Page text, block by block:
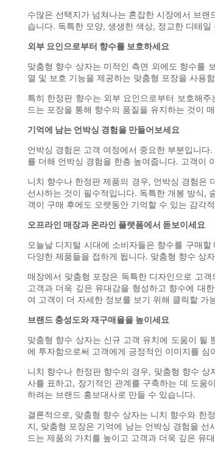
수많은 선택지가 넘쳐나는 혼잡한 시장에서 브
습니다. 독특한 모양, 생생한 색상, 정교한 디테
외부 요인으로부터 향수를 보호하세요
맞춤형 향수 상자는 미적인 측면 외에도 향수를
열 및 보호 기능을 제공하는 맞춤형 포장을 사용
특히 한정판 향수는 외부 요인으로부터 보호해
드는 포장을 통해 향수의 품질을 유지하는 것이
기억에 남는 언박싱 경험을 만들어보세요
언박싱 경험은 고객 여정에서 중요한 부분입니
를 더해 언박싱 경험을 한층 높여줍니다. 고객이
니치 향수나 한정판 제품의 경우, 언박싱 경험은
선사하는 것이 필수적입니다. 독특한 개봉 방식,
객이 구매 후에도 오랫동안 기억할 수 있는 감각
오프라인 매장과 온라인 플랫폼에서 돋보이세요
오늘날 디지털 시대에 소비자들은 향수를 구매
다양한 제품들을 접하게 됩니다. 맞춤형 향수 상
매장에서 맞춤형 포장은 독특한 디자인으로 고
고객과 더욱 깊은 유대감을 형성하고 향수에 대
여 고객이 더 자세한 정보를 보기 위해 클릭할 가
브랜드 충성도와 재구매율을 높이세요
맞춤형 향수 상자는 신규 고객 유치에 도움이 될
에 투자함으로써 고객에게 긍정적인 이미지를
니치 향수나 한정판 향수의 경우, 맞춤형 향수
사를 표하고, 장기적인 관계를 구축하는 데 도움
하려는 브랜드 홍보대사로 만들 수 있습니다.
결론적으로, 맞춤형 향수 상자는 니치 향수와 한
지, 맞춤형 포장은 기억에 남는 언박싱 경험을
드는 제품의 가치를 높이고 고객과 더욱 깊은 유